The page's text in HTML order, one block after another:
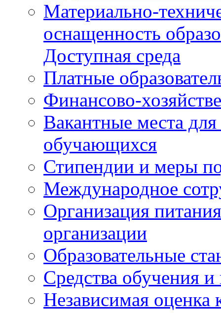
Материально-
оснащенность
Доступная среда
Платные
Финансово-
Вакантные места
обучающихся
Стипендии и меры
Международное
Организация
организации
Образовательные
Средства обучения и
Независимая оценка